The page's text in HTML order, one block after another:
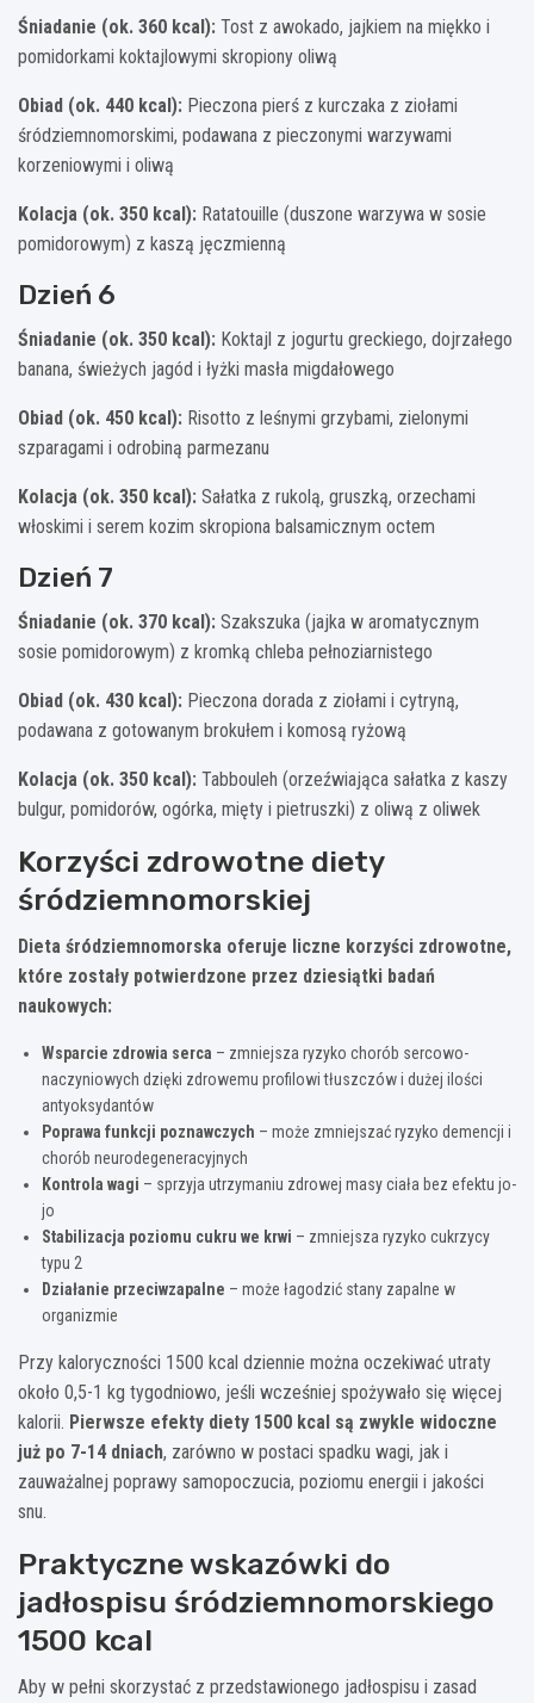
Śniadanie (ok. 360 kcal): Tost z awokado, jajkiem na miękko i
pomidorkami koktajlowymi skropiony oliwą
Obiad (ok. 440 kcal): Pieczona pierś z kurczaka z ziołami
śródziemnomorskimi, podawana z pieczonymi warzywami
korzeniowymi i oliwą
Kolacja (ok. 350 kcal): Ratatouille (duszone warzywa w sosie
pomidorowym) z kaszą jęczmienną
Dzień 6
Śniadanie (ok. 350 kcal): Koktajl z jogurtu greckiego, dojrzałego
banana, świeżych jagód i łyżki masła migdałowego
Obiad (ok. 450 kcal): Risotto z leśnymi grzybami, zielonymi
szparagami i odrobiną parmezanu
Kolacja (ok. 350 kcal): Sałatka z rukolą, gruszką, orzechami
włoskimi i serem kozim skropiona balsamicznym octem
Dzień 7
Śniadanie (ok. 370 kcal): Szakszuka (jajka w aromatycznym
sosie pomidorowym) z kromką chleba pełnoziarnistego
Obiad (ok. 430 kcal): Pieczona dorada z ziołami i cytryną,
podawana z gotowanym brokułem i komosą ryżową
Kolacja (ok. 350 kcal): Tabbouleh (orzeźwiająca sałatka z kaszy
bulgur, pomidorów, ogórka, mięty i pietruszki) z oliwą z oliwek
Korzyści zdrowotne diety
śródziemnomorskiej
Dieta śródziemnomorska oferuje liczne korzyści zdrowotne,
które zostały potwierdzone przez dziesiątki badań
naukowych:
Wsparcie zdrowia serca – zmniejsza ryzyko chorób sercowo-
naczyniowych dzięki zdrowemu profilowi tłuszczów i dużej ilości
antyoksydantów
Poprawa funkcji poznawczych – może zmniejszać ryzyko demencji i
chorób neurodegeneracyjnych
Kontrola wagi – sprzyja utrzymaniu zdrowej masy ciała bez efektu jo-
jo
Stabilizacja poziomu cukru we krwi – zmniejsza ryzyko cukrzycy
typu 2
Działanie przeciwzapalne – może łagodzić stany zapalne w
organizmie
Przy kaloryczności 1500 kcal dziennie można oczekiwać utraty
około 0,5-1 kg tygodniowo, jeśli wcześniej spożywało się więcej
kalorii. Pierwsze efekty diety 1500 kcal są zwykle widoczne
już po 7-14 dniach, zarówno w postaci spadku wagi, jak i
zauważalnej poprawy samopoczucia, poziomu energii i jakości
snu.
Praktyczne wskazówki do
jadłospisu śródziemnomorskiego
1500 kcal
Aby w pełni skorzystać z przedstawionego jadłospisu i zasad